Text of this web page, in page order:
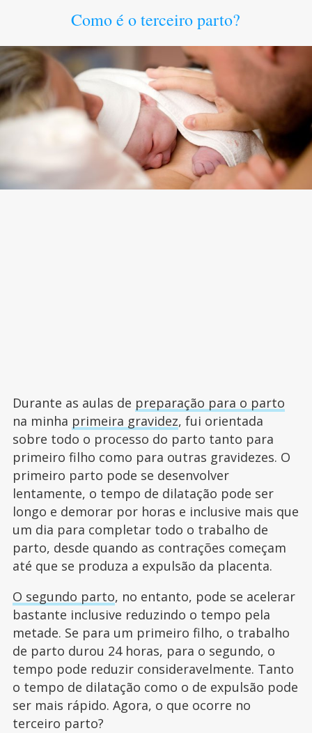
Como é o terceiro parto?
Durante as aulas de preparação para o parto
na minha primeira gravidez, fui orientada
sobre todo o processo do parto tanto para
primeiro filho como para outras gravidezes. O
primeiro parto pode se desenvolver
lentamente, o tempo de dilatação pode ser
longo e demorar por horas e inclusive mais que
um dia para completar todo o trabalho de
parto, desde quando as contrações começam
até que se produza a expulsão da placenta.
O segundo parto, no entanto, pode se acelerar
bastante inclusive reduzindo o tempo pela
metade. Se para um primeiro filho, o trabalho
de parto durou 24 horas, para o segundo, o
tempo pode reduzir consideravelmente. Tanto
o tempo de dilatação como o de expulsão pode
ser mais rápido. Agora, o que ocorre no
terceiro parto?